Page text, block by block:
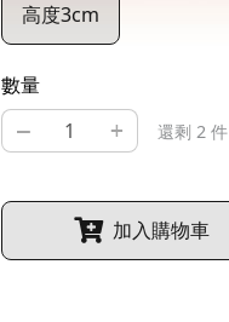
高度3cm
數量
– + 還剩 2 件
加入購物車